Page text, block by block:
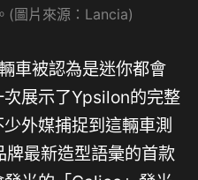
(圖片來源：Lancia)
車被認為是迷你都會
展示了Ypsilon的完整
外媒捕捉到這輛車測
最新造型語彙的首款